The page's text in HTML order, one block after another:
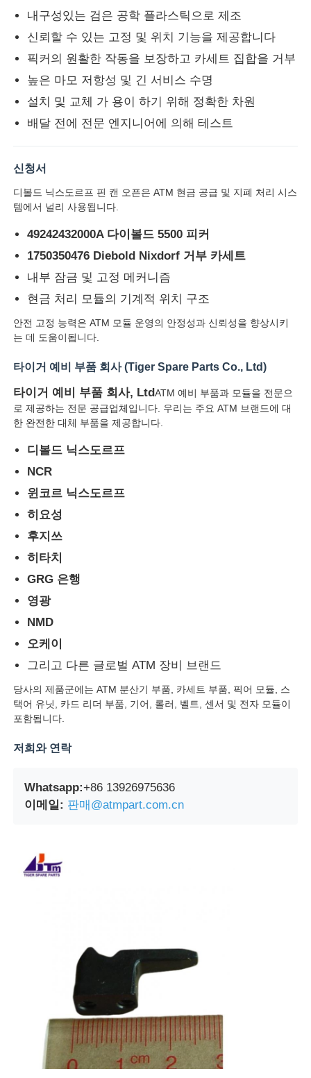
디볼드 ATM 부품
NCR ATM 부품
Wincor ATM 부품
하요성 ATM 부품
후지쓰 ATM 부품
히타치 ATM 부품
GRG ATM 부분
Glory NMD ATM 부품
OKI ATM 부품
빌 수락자
지폐 분류기
지폐계수기
카드 프린터
포스 기계
ATM 예비 부품
ATM 기계
동전 재활용기
내구성있는 검은 공학 플라스틱으로 제조
신뢰할 수 있는 고정 및 위치 기능을 제공합니다
픽커의 원활한 작동을 보장하고 카세트 집합을 거부
높은 마모 저항성 및 긴 서비스 수명
설치 및 교체 가 용이 하기 위해 정확한 차원
배달 전에 전문 엔지니어에 의해 테스트
신청서
디볼드 닉스도르프 핀 캔 오픈은 ATM 현금 공급 및 지폐 처리 시스
템에서 널리 사용됩니다.
49242432000A 다이볼드 5500 피커
1750350476 Diebold Nixdorf 거부 카세트
내부 잠금 및 고정 메커니즘
현금 처리 모듈의 기계적 위치 구조
안전 고정 능력은 ATM 모듈 운영의 안정성과 신뢰성을 향상시키
는 데 도움이됩니다.
타이거 예비 부품 회사 (Tiger Spare Parts Co., Ltd)
타이거 예비 부품 회사, LtdATM 예비 부품과 모듈을 전문으
로 제공하는 전문 공급업체입니다. 우리는 주요 ATM 브랜드에 대
한 완전한 대체 부품을 제공합니다.
디볼드 닉스도르프
NCR
윈코르 닉스도르프
히요성
후지쓰
히타치
GRG 은행
영광
NMD
오케이
그리고 다른 글로벌 ATM 장비 브랜드
당사의 제품군에는 ATM 분산기 부품, 카세트 부품, 픽어 모듈, 스
택어 유닛, 카드 리더 부품, 기어, 롤러, 벨트, 센서 및 전자 모듈이
포함됩니다.
저희와 연락
Whatsapp:+86 13926975636
이메일: 판매@atmpart.com.cn